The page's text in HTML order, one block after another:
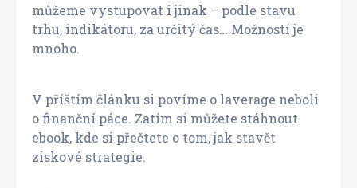
můžeme vystupovat i jinak – podle stavu
trhu, indikátoru, za určitý čas… Možností je
mnoho.
V příštím článku si povíme o laverage neboli
o finanční páce. Zatím si můžete stáhnout
ebook, kde si přečtete o tom, jak stavět
ziskové strategie.